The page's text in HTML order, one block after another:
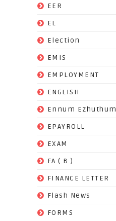
EER
EL
Election
EMIS
EMPLOYMENT
ENGLISH
Ennum Ezhuthum
EPAYROLL
EXAM
FA ( B )
FINANCE LETTER
Flash News
FORMS